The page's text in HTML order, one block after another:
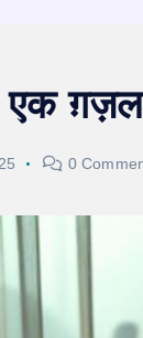
एक ग़ज़ल
0